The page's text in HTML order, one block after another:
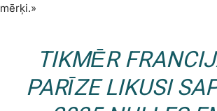
mērķi.»
TIKMĒR
PARĪZE LIKUSI